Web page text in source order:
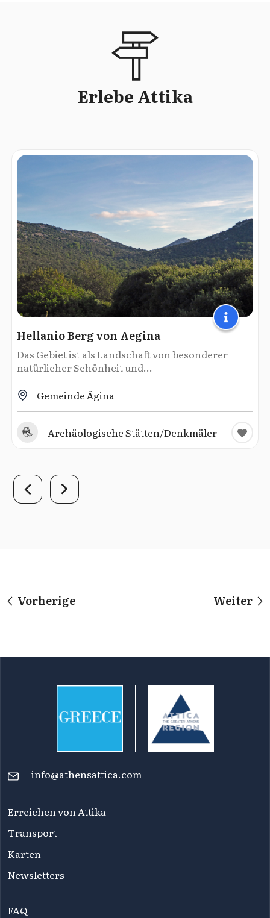
Erlebe Attika
Hellanio Berg von Aegina
Das Gebiet ist als Landschaft von besonderer
natürlicher Schönheit und...
Gemeinde Ägina
Archäologische Stätten/Denkmäler
Vorherige Weiter
info@athensattica.com
Erreichen von Attika
Transport
Karten
Newsletters
FAQ